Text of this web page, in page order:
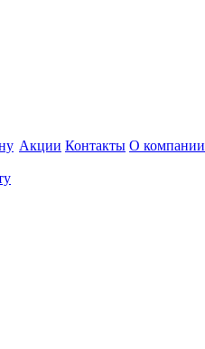
Акции Контакты О компании